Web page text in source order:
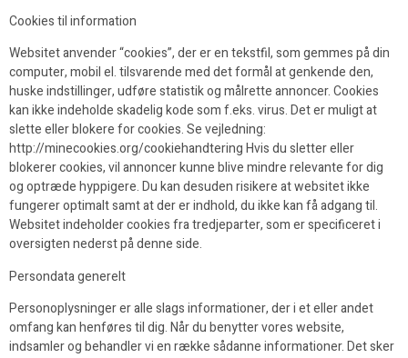
Cookies til information
Websitet anvender “cookies”, der er en tekstfil, som gemmes på din
computer, mobil el. tilsvarende med det formål at genkende den,
huske indstillinger, udføre statistik og målrette annoncer. Cookies
kan ikke indeholde skadelig kode som f.eks. virus. Det er muligt at
slette eller blokere for cookies. Se vejledning:
http://minecookies.org/cookiehandtering Hvis du sletter eller
blokerer cookies, vil annoncer kunne blive mindre relevante for dig
og optræde hyppigere. Du kan desuden risikere at websitet ikke
fungerer optimalt samt at der er indhold, du ikke kan få adgang til.
Websitet indeholder cookies fra tredjeparter, som er specificeret i
oversigten nederst på denne side.
Persondata generelt
Personoplysninger er alle slags informationer, der i et eller andet
omfang kan henføres til dig. Når du benytter vores website,
indsamler og behandler vi en række sådanne informationer. Det sker